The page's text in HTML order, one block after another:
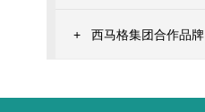
+ 西马格集团合作品牌